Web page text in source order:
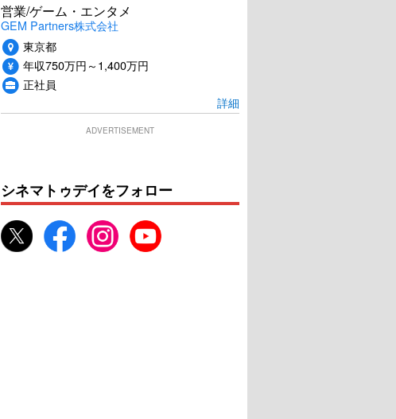
そんな彼なら捨てちゃえ
ば？
旅するジーンズと19歳の旅
営業/ゲーム・エンタメ
GEM Partners株式会社
東京都
年収750万円～1,400万円
正社員
詳細
ADVERTISEMENT
シネマトゥデイをフォロー